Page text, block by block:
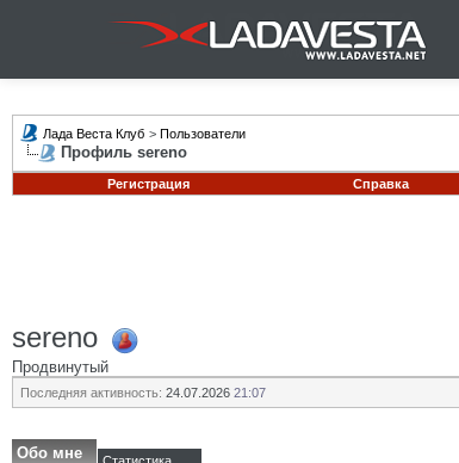
Лада Веста Клуб > Пользователи
Профиль sereno
Регистрация
Справка
sereno
Продвинутый
Последняя активность: 24.07.2026 21:07
Обо мне